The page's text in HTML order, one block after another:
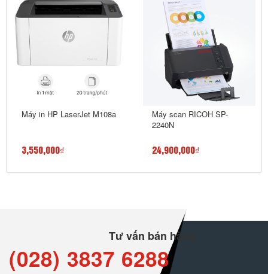
Máy in HP LaserJet M108a
3,550,000₫
Máy scan RICOH SP-
2240N
24,900,000₫
Tư vấn bán hàng
(028) 3837 6288